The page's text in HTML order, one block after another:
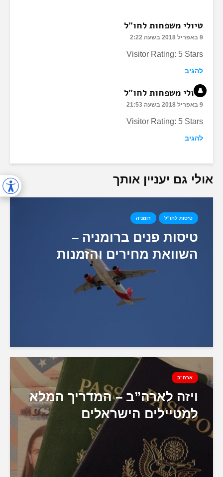
טיולי משפחות לחו"ל
9 באפריל 2018 בשעה 2:22
Visitor Rating: 5 Stars
להגיב
טיולי משפחות לחו"ל
9 באפריל 2018 בשעה 21:53
Visitor Rating: 5 Stars
להגיב
אולי גם יעניין אותך
טיסות לחו"ל רומניה
טיסות פנים ברומניה –
השוואת מחירים והזמנות
ארה"ב
ויזה לארה”ב – המדריך המלא
למטיילים הישראלים